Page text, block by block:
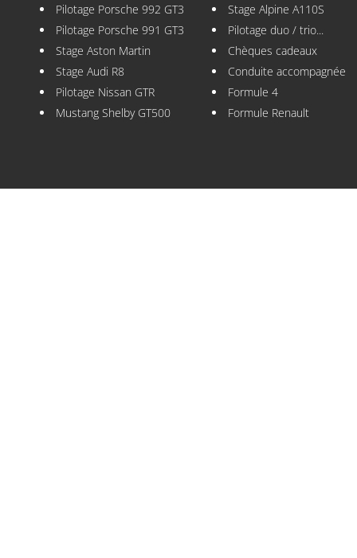
Pilotage Porsche 992 GT3
Pilotage Porsche 991 GT3
Stage Aston Martin
Stage Audi R8
Pilotage Nissan GTR
Mustang Shelby GT500
Stage Alpine A110S
Pilotage duo / trio...
Chèques cadeaux
Conduite accompagnée
Formule 4
Formule Renault